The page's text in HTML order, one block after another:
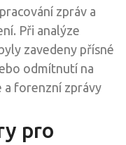
zpráv a
Při analýze
zavedeny přísné
odmítnutí na
a forenzní zprávy
pro